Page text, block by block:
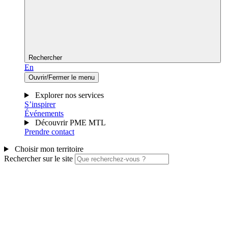
Rechercher
En
Ouvrir/Fermer le menu
Explorer nos services
S’inspirer
Événements
Découvrir PME MTL
Prendre contact
Choisir mon territoire
Rechercher sur le site